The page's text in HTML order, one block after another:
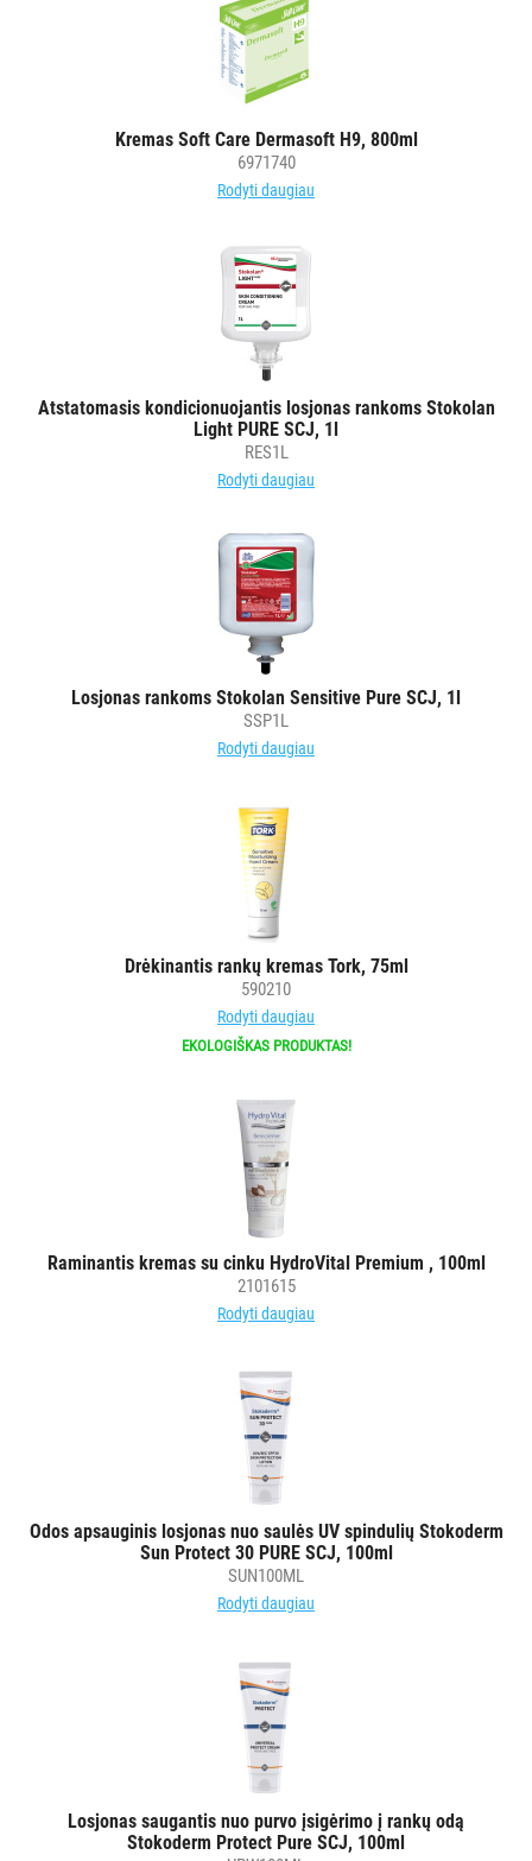
Kremas Soft Care Dermasoft H9, 800ml
6971740
Rodyti daugiau
Atstatomasis kondicionuojantis losjonas rankoms Stokolan
Light PURE SCJ, 1l
RES1L
Rodyti daugiau
Losjonas rankoms Stokolan Sensitive Pure SCJ, 1l
SSP1L
Rodyti daugiau
Drėkinantis rankų kremas Tork, 75ml
590210
Rodyti daugiau
EKOLOGIŠKAS PRODUKTAS!
Raminantis kremas su cinku HydroVital Premium , 100ml
2101615
Rodyti daugiau
Odos apsauginis losjonas nuo saulės UV spindulių Stokoderm
Sun Protect 30 PURE SCJ, 100ml
SUN100ML
Rodyti daugiau
Losjonas saugantis nuo purvo įsigėrimo į rankų odą
Stokoderm Protect Pure SCJ, 100ml